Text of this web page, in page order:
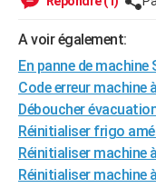
LIFESTYLE
Art de vivre
Bien-être
Loisirs
Mode
Modes de vie
SANTE
Alimentation
Guide de la santé
Maladies
Médicaments
Sommeil
VOYAGE
Destinations
City break
Voyage nature
Voyage de noces
Forum
Climat
+PHOTO
GUIDES D'ACHAT
A voir également:
En panne de machine
Code erreur machine
Déboucher
Réinitialiser frigo
Réinitialiser machine
Réinitialiser machine